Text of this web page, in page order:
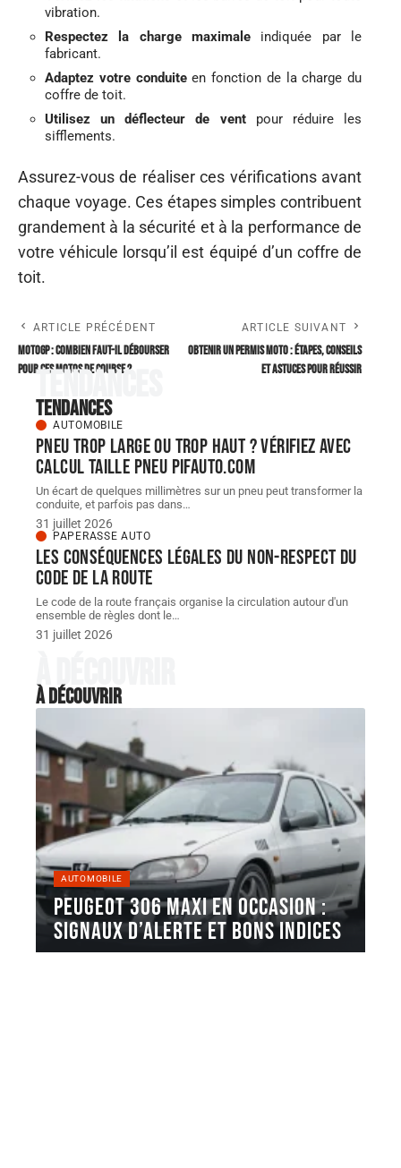
vibration.
Respectez la charge maximale indiquée par le
fabricant.
Adaptez votre conduiteen fonction de la charge du
coffre de toit.
Utilisez un déflecteur de ventpour réduire les
sifflements.
Assurez-vous de réaliser ces vérifications avant
chaque voyage. Ces étapes simples contribuent
grandement à la sécurité et à la performance de
votre véhicule lorsqu’il est équipé d’un coffre de
toit.
ARTICLE PRÉCÉDENT
MotoGP : combien faut-il débourser
pour ces motos de course ?
ARTICLE SUIVANT
Obtenir un permis moto : étapes, conseils
et astuces pour réussir
Tendances
Tendances
AUTOMOBILE
Pneu trop large ou trop haut ? Vérifiez avec
Calcul taille Pneu pifauto.com
Un écart de quelques millimètres sur un pneu peut transformer la
conduite, et parfois pas dans…
31 juillet 2026
PAPERASSE AUTO
Les conséquences légales du non-respect du
code de la route
Le code de la route français organise la circulation autour d'un
ensemble de règles dont le…
31 juillet 2026
À découvrir
À découvrir
AUTOMOBILE
Peugeot 306 Maxi en occasion :
signaux d’alerte et bons indices